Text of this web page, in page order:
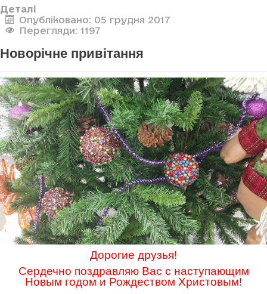
Деталі
Опубліковано: 05 грудня 2017
Перегляди: 1197
Новорічне привітання
Дорогие друзья!
Сердечно поздравляю Вас с наступающим
Новым годом и Рождеством Христовым!